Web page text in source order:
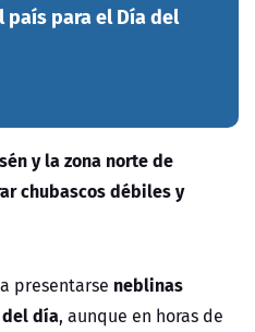
para el Día del
y la zona norte de
chubascos débiles y
presentarse neblinas
día, aunque en horas de